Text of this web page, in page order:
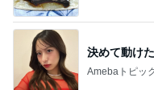
決めて動け
Amebaトピッ